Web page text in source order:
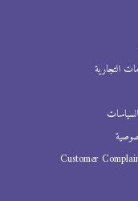
التجارية
Customer